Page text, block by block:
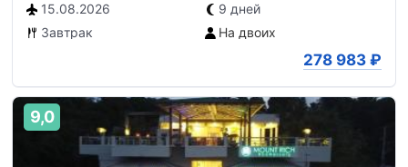
15.08.2026
9 дней
Завтрак
На двоих
278 983 ₽
9,0